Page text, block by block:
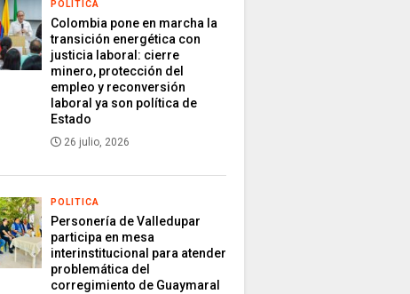
POLITICA
Colombia pone en marcha la
transición energética con
justicia laboral: cierre
minero, protección del
empleo y reconversión
laboral ya son política de
Estado
26 julio, 2026
POLITICA
Personería de Valledupar
participa en mesa
interinstitucional para atender
problemática del
corregimiento de Guaymaral